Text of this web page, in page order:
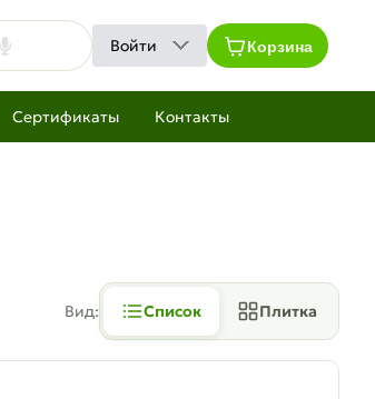
Войти Корзина
Сертификаты Контакты
Вид: Список Плитка